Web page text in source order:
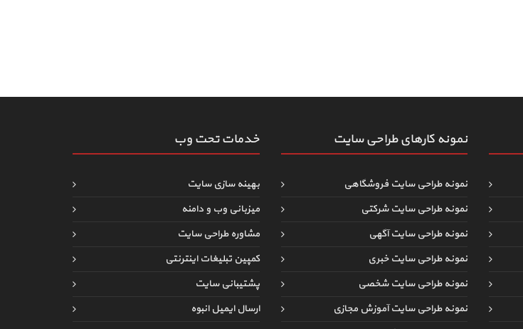
نمونه کارهای طراحی سایت
نمونه طراحی سایت فروشگاهی
نمونه طراحی سایت شرکتی
نمونه طراحی سایت آگهی
نمونه طراحی سایت خبری
نمونه طراحی سایت شخصی
نمونه طراحی سایت آموزش مجازی
خدمات تحت وب
بهینه سازی سایت
میزبانی وب و دامنه
مشاوره طراحی سایت
کمپین تبلیغات اینترنتی
پشتیبانی سایت
ارسال ایمیل انبوه